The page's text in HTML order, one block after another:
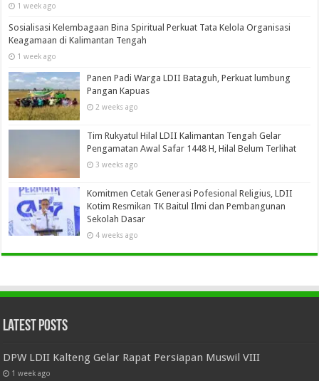
1 week ago
Sosialisasi Kelembagaan Bina Spiritual Perkuat Tata Kelola Organisasi
Keagamaan di Kalimantan Tengah
1 week ago
Panen Padi Warga LDII Bataguh, Perkuat lumbung
Pangan Kapuas
2 weeks ago
Tim Rukyatul Hilal LDII Kalimantan Tengah Gelar
Pengamatan Awal Safar 1448 H, Hilal Belum Terlihat
3 weeks ago
Komitmen Cetak Generasi Pofesional Religius, LDII
Kotim Resmikan TK Baitul Ilmi dan Pembangunan
Sekolah Dasar
4 weeks ago
Latest Posts
DPW LDII Kalteng Gelar Rapat Persiapan Muswil VIII
1 week ago